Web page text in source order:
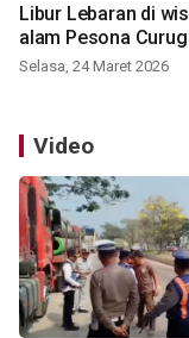
Libur Lebaran di
alam Pesona
Selasa, 24 Maret 2026
Video